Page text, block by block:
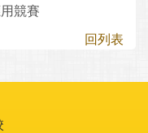
競賽
回列表